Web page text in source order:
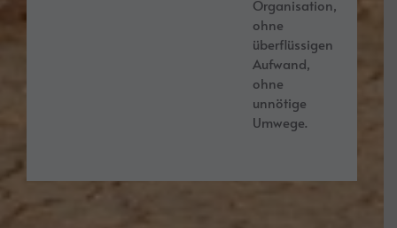
Organisation,
ohne
überflüssigen
Aufwand,
ohne
unnötige
Umwege.